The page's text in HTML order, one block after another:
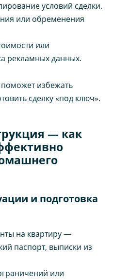
условий сделки.
или обременения
или
рекламных данных.
избежать
сделку «под ключ».
— как
и подготовка
на квартиру —
паспорт, выписки из
или